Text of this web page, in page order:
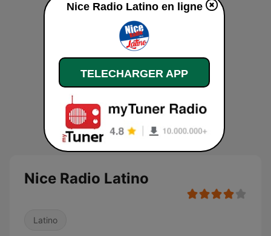
Nice Radio Latino
Latino
Nice Radio Latino en ligne
TELECHARGER APP